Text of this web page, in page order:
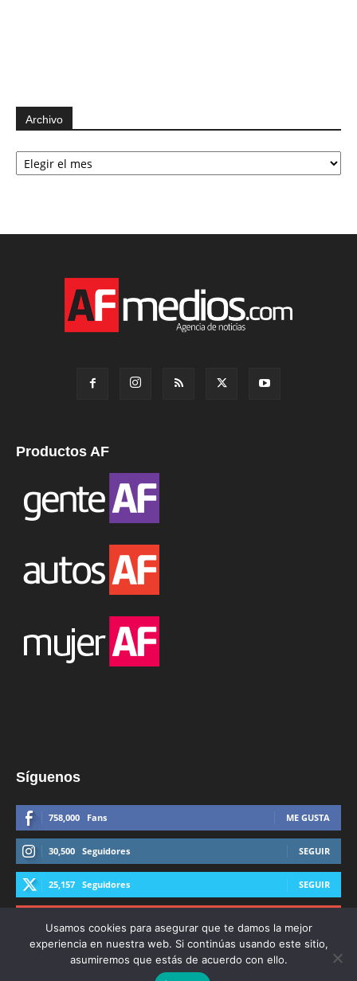
Archivo
Archivo
Productos AF
Síguenos
758,000 Fans ME GUSTA
30,500 Seguidores SEGUIR
25,157 Seguidores SEGUIR
Usamos cookies para asegurar que te damos la mejor
experiencia en nuestra web. Si continúas usando este sitio,
asumiremos que estás de acuerdo con ello.